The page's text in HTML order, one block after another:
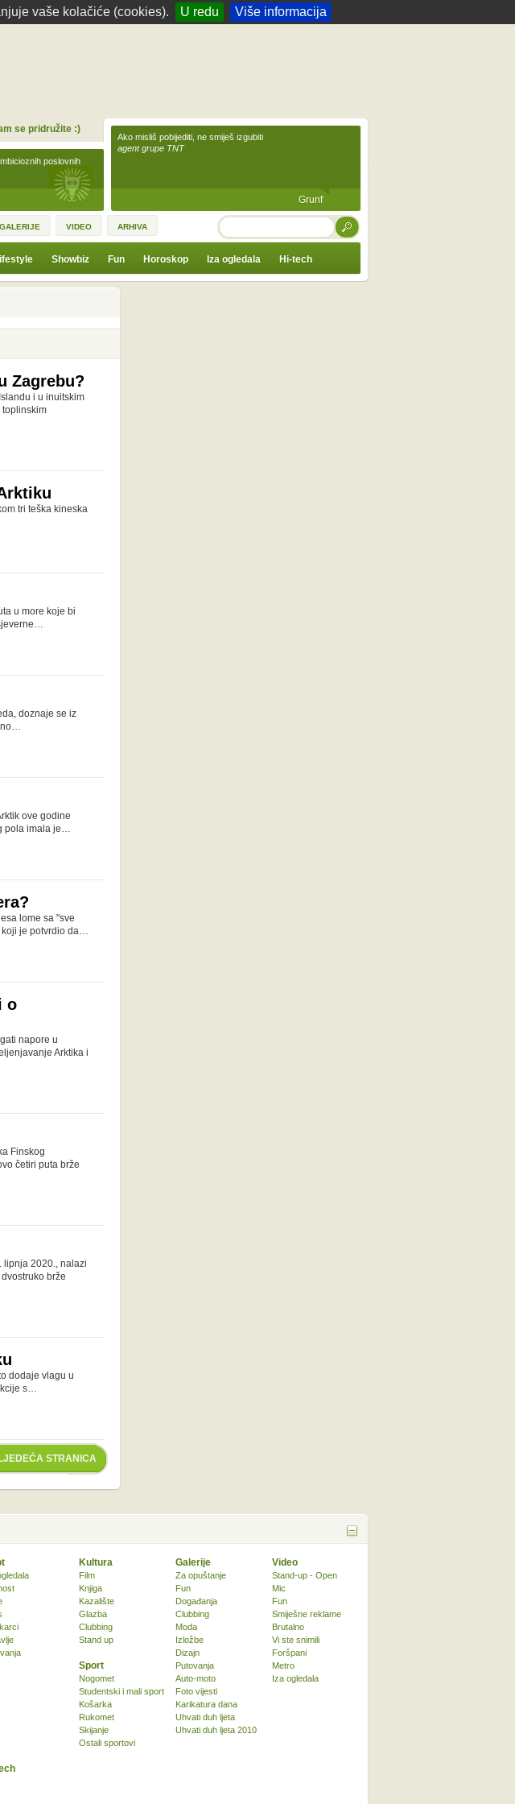
vaše kolačiće (cookies). U redu Više informacija
poslovnih
se pridružite :)
Ako misliš pobijediti, ne smiješ izgubiti
agent grupe TNT
Grunf
GALERIJE VIDEO ARHIVA TRAŽI
Showbiz Fun Horoskop Iza ogledala Hi-tech
Zagrebu?
i u inuitskim
toplinskim
tri teška kineska
u more koje bi
doznaje se iz
ove godine
pola imala je…
lome sa "sve
koji je potvrdio da…
o
napore u
Arktika i
Finskog
četiri puta brže
lipnja 2020., nalazi
brže
dodaje vlagu u
s…
STRANICA
Kultura
Film
Knjiga
Kazalište
Glazba
Clubbing
Stand up
Sport
Nogomet
Studentski i mali sport
Košarka
Rukomet
Skijanje
Ostali sportovi
Galerije
Za opuštanje
Fun
Događanja
Clubbing
Moda
Izložbe
Dizajn
Putovanja
Auto-moto
Foto vijesti
Karikatura dana
Uhvati duh ljeta
Uhvati duh ljeta 2010
Video
Stand-up - Open
Mic
Fun
Smiješne reklame
Brutalno
Vi ste snimili
Foršpani
Metro
Iza ogledala